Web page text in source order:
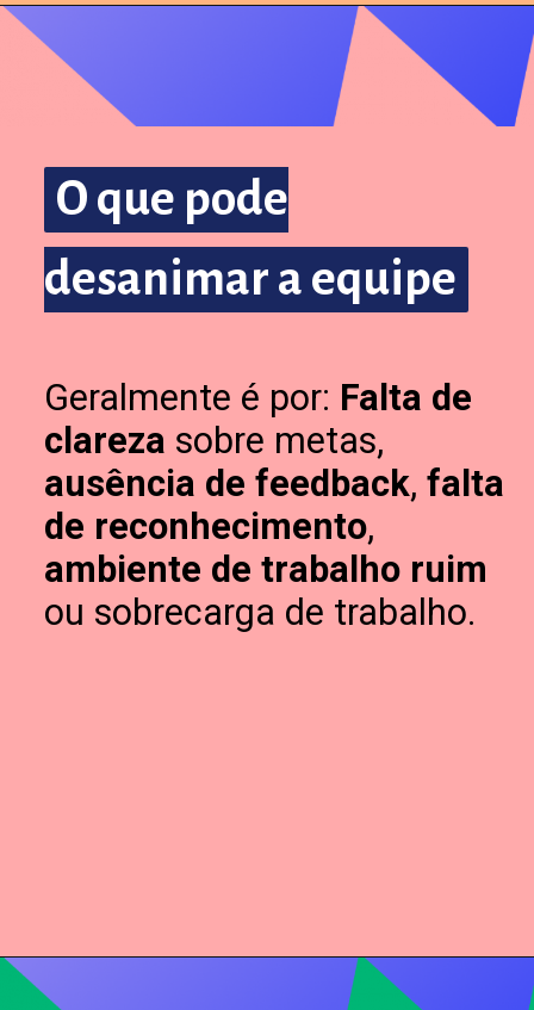
O que pode
desanimar a equipe
O que pode
desanimar a equipe
Geralmente é por: Falta de
clareza sobre metas,
ausência de feedback, falta
de reconhecimento,
ambiente de trabalho ruim
ou sobrecarga de trabalho.